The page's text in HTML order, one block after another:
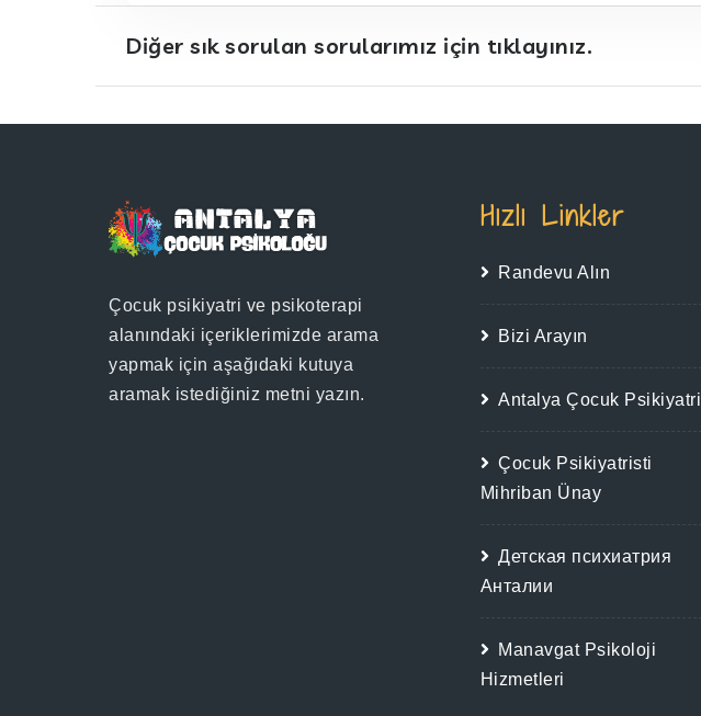
Diğer sık sorulan sorularımız için tıklayınız.
Çocuk psikiyatri ve psikoterapi
alanındaki içeriklerimizde arama
yapmak için aşağıdaki kutuya
aramak istediğiniz metni yazın.
Hızlı Linkler
Randevu Alın
Bizi Arayın
Antalya Çocuk Psikiyatri
Çocuk Psikiyatristi
Mihriban Ünay
Детская психиатрия
Анталии
Manavgat Psikoloji
Hizmetleri